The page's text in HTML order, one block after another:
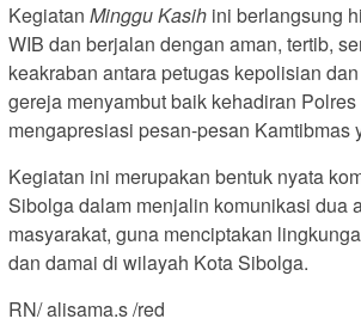
Kegiatan Minggu Kasih ini berlangsung
WIB dan berjalan dengan aman, tertib,
keakraban antara petugas kepolisian
gereja menyambut baik kehadiran
mengapresiasi pesan-pesan Kamtibmas
Kegiatan ini merupakan bentuk nyata
Sibolga dalam menjalin komunikasi dua
masyarakat, guna menciptakan
dan damai di wilayah Kota Sibolga.
RN/ alisama.s /red